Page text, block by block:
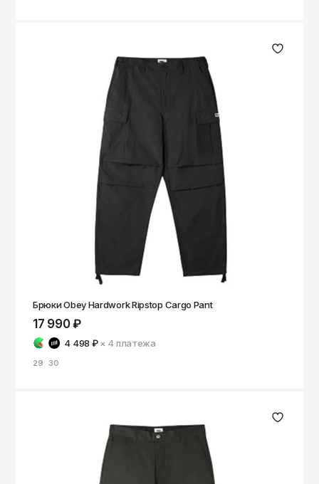
Брюки Obey Hardwork Ripstop Cargo Pant
17 990 ₽
4 498 ₽ × 4платежа
29 30